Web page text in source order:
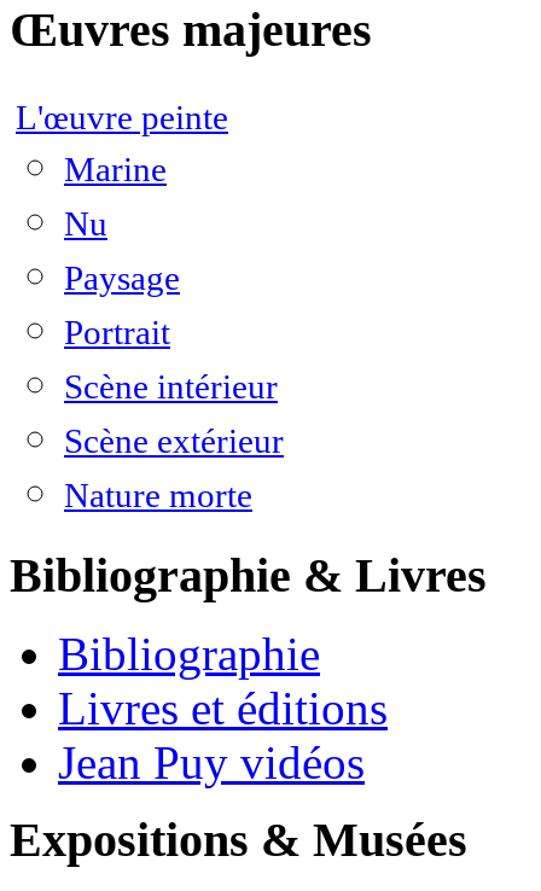
Œuvres majeures
L'œuvre peinte
Marine
Nu
Paysage
Portrait
Scène intérieur
Scène extérieur
Nature morte
Bibliographie & Livres
Bibliographie
Livres et éditions
Jean Puy vidéos
Expositions & Musées